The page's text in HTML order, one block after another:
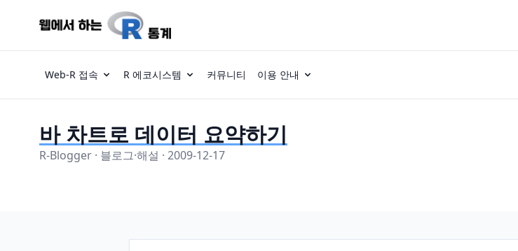
Web-R 접속 R 에코시스템 커뮤니티 이용 안내
바 차트로 데이터 요약하기
R-Blogger · 블로그·해설 · 2009-12-17